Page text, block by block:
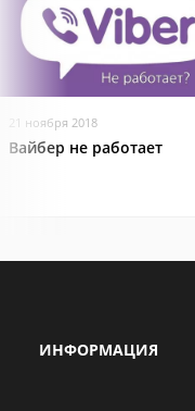
21 ноября 2018
Вайбер не работает
ИНФОРМАЦИЯ